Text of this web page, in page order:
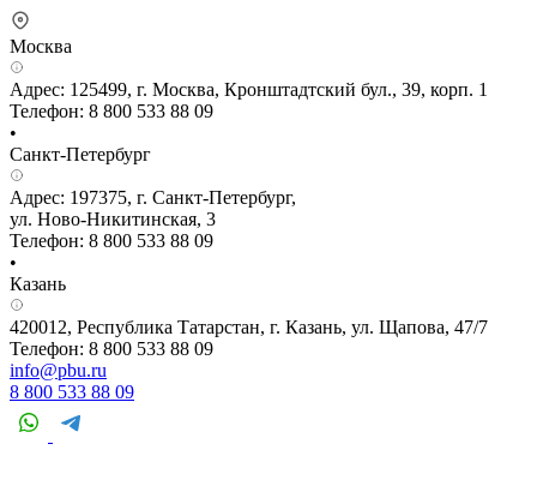
Москва
Адрес: 125499, г. Москва, Кронштадтский бул., 39, корп. 1
Телефон: 8 800 533 88 09
•
Санкт-Петербург
Адрес: 197375, г. Санкт-Петербург,
ул. Ново-Никитинская, 3
Телефон: 8 800 533 88 09
•
Казань
420012, Республика Татарстан, г. Казань, ул. Щапова, 47/7
Телефон: 8 800 533 88 09
info@pbu.ru
8 800 533 88 09